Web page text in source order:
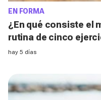
EN FORMA
¿En qué consiste el
rutina de cinco
fortalecer el
hay 5 días